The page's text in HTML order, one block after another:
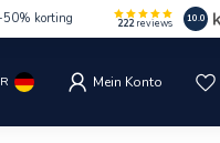
50% korting 222reviews 10.0
Mein Konto